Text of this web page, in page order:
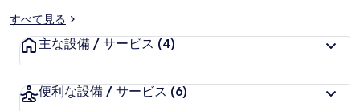
ーすべて見る
主な設備 / サービス (4)
便利な設備 / サービス (6)